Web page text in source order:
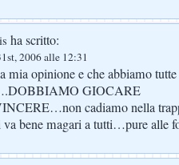
ha scritto:
2006 alle 12:31
mia opinione e che abbiamo
GIOCARE
cadiamo nella
va bene magari a tutti…pure alle